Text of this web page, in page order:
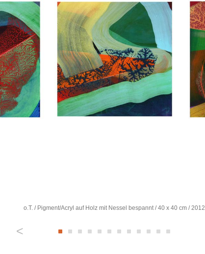
o.T. / Pigment/Acryl auf Holz mit Nessel bespannt / 40 x 40 cm / 2012
<